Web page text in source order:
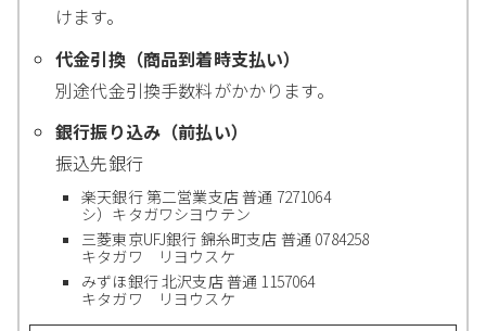
けます。
代金引換（商品到着時支払い）
別途代金引換手数料がかかります。
銀行振り込み（前払い）
振込先銀行
楽天銀行 第二営業支店 普通 7271064
シ）キタガワシヨウテン
三菱東京UFJ銀行 錦糸町支店 普通 0784258
キタガワ リヨウスケ
みずほ銀行 北沢支店 普通 1157064
キタガワ リヨウスケ